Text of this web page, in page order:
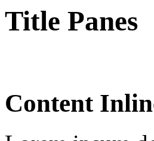
Title Panes
Content